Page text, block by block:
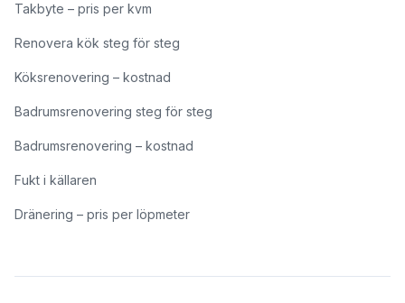
Takbyte – pris per kvm
Renovera kök steg för steg
Köksrenovering – kostnad
Badrumsrenovering steg för steg
Badrumsrenovering – kostnad
Fukt i källaren
Dränering – pris per löpmeter